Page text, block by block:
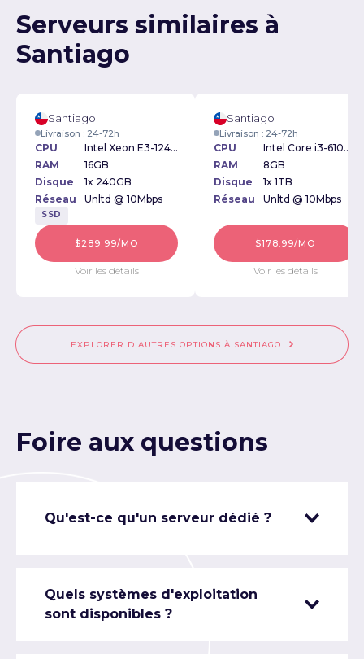
Serveurs similaires à
Santiago
Santiago
Livraison : 24-72h
CPU
Intel Xeon E3-1240v5 3.50GHz
RAM
16GB
Disque
1x 240GB
Réseau
Unltd @ 10Mbps
SSD
$289.99/MO
Voir les détails
Santiago
Livraison : 24-72h
CPU
Intel Core i3-6100 3.70GHz
RAM
8GB
Disque
1x 1TB
Réseau
Unltd @ 10Mbps
$178.99/MO
Voir les détails
EXPLORER D'AUTRES OPTIONS À SANTIAGO
Foire aux questions
Qu'est-ce qu'un serveur dédié ?
Quels systèmes d'exploitation
sont disponibles ?